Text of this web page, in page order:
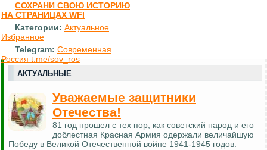
СОХРАНИ СВОЮ ИСТОРИЮ
НА СТРАНИЦАХ WFI
Категории: Актуальное
Избранное
Telegram: Современная
Россия t.me/sov_ros
АКТУАЛЬНЫЕ
Уважаемые защитники
Отечества!
81 год прошел с тех пор, как советский народ и его
доблестная Красная Армия одержали величайшую
Победу в Великой Отечественной войне 1941-1945 годов.